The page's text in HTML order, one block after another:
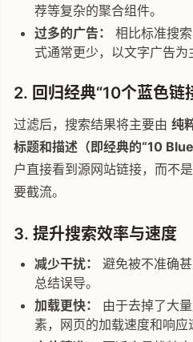
荐等复杂的聚合组件。
过多的广告：
相比标准搜
式通常更少，以文字广告为
2. 回归经典“10个蓝色链
过滤后，搜索结果将主要由 纯
标题和描述（即经典的“10 Blue
户直接看到源网站链接，而不
要截流。
3. 提升搜索效率与速度
减少干扰：
避免被不准确
总结误导。
加载更快：
由于去掉了大
素，网页的加载速度和响应